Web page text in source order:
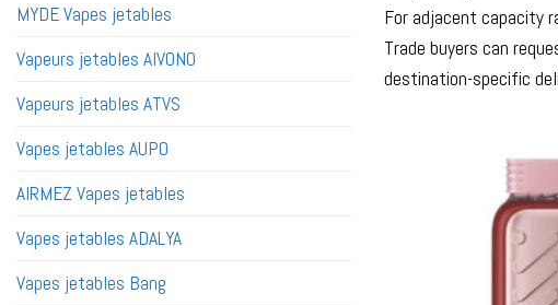
MYDE Vapes jetables
Vapeurs jetables AIVONO
Vapeurs jetables ATVS
Vapes jetables AUPO
AIRMEZ Vapes jetables
Vapes jetables ADALYA
Vapes jetables Bang
For adjacent capacity
Trade buyers can
destination-specific